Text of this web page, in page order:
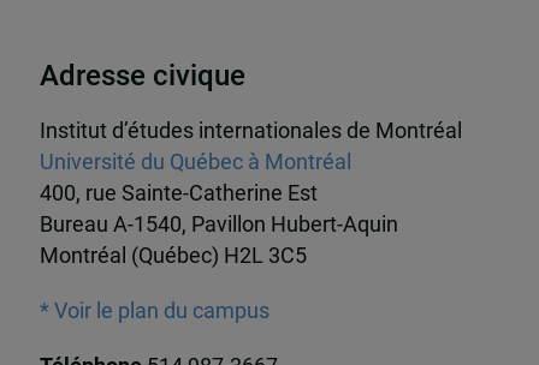
Adresse civique
Institut d’études internationales de Montréal
Université du Québec à Montréal
400, rue Sainte-Catherine Est
Bureau A-1540, Pavillon Hubert-Aquin
Montréal (Québec) H2L 3C5
* Voir le plan du campus